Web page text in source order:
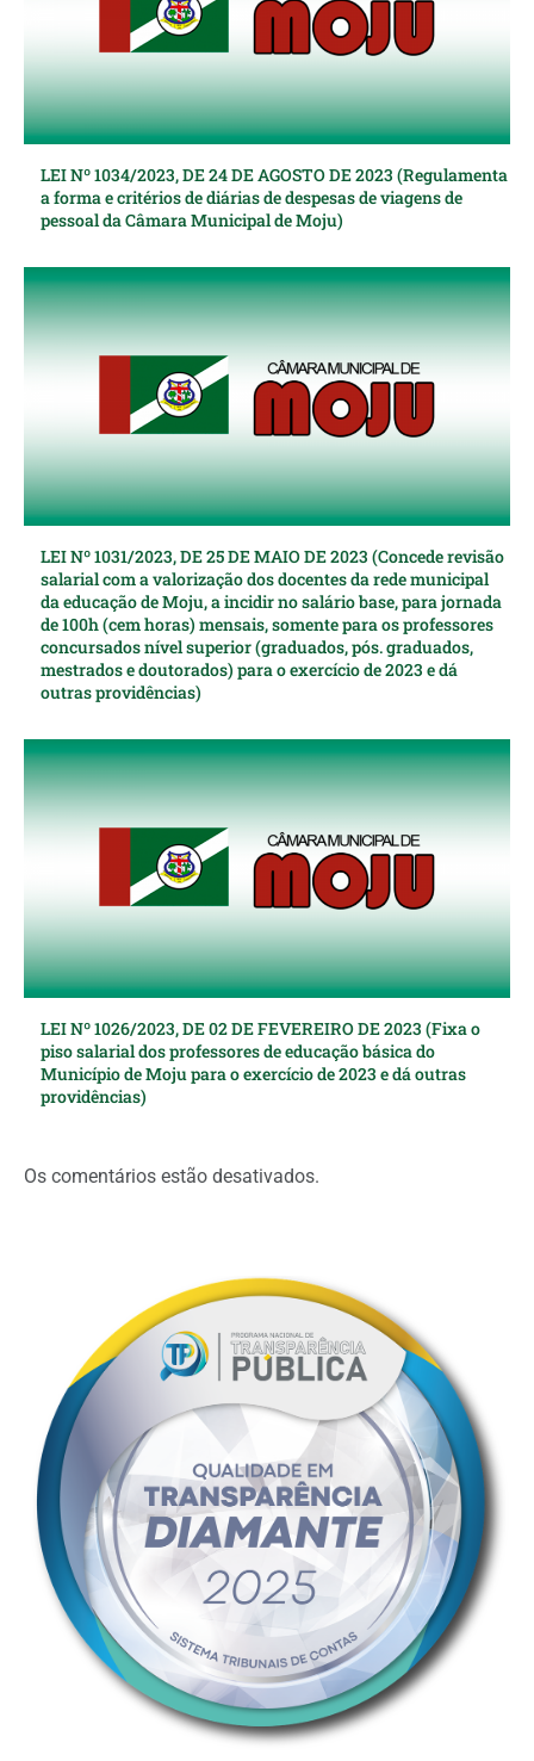
LEI Nº 1034/2023, DE 24 DE AGOSTO DE 2023 (Regulamenta
a forma e critérios de diárias de despesas de viagens de
pessoal da Câmara Municipal de Moju)
LEI Nº 1031/2023, DE 25 DE MAIO DE 2023 (Concede revisão
salarial com a valorização dos docentes da rede municipal
da educação de Moju, a incidir no salário base, para jornada
de 100h (cem horas) mensais, somente para os professores
concursados nível superior (graduados, pós. graduados,
mestrados e doutorados) para o exercício de 2023 e dá
outras providências)
LEI Nº 1026/2023, DE 02 DE FEVEREIRO DE 2023 (Fixa o
piso salarial dos professores de educação básica do
Município de Moju para o exercício de 2023 e dá outras
providências)
Os comentários estão desativados.